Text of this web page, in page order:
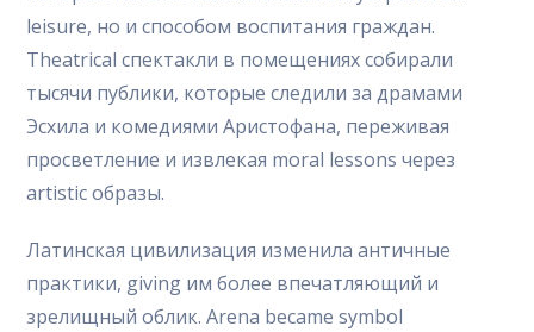
leisure, но и способом воспитания граждан.
Theatrical спектакли в помещениях собирали
тысячи публики, которые следили за драмами
Эсхилa и комедиями Аристофана, переживая
просветление и извлекая moral lessons через
artistic образы.
Латинская цивилизация изменила античные
практики, giving им более впечатляющий и
зрелищный облик. Arena became symbol